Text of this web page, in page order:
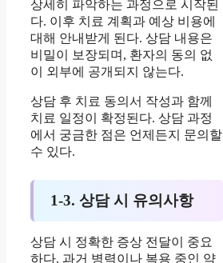
상세히 파악하는 과정으로 시작된
다. 이후 치료 계획과 예상 비용에
대해 안내받게 된다. 상담 내용은
비밀이 보장되며, 환자의 동의 없
이 외부에 공개되지 않는다.
상담 후 치료 동의서 작성과 함께
치료 일정이 확정된다. 상담 과정
에서 궁금한 점은 언제든지 문의할
수 있다.
1-3. 상담 시 유의사항
상담 시 정확한 증상 전달이 중요
하다. 과거 병력이나 복용 중인 약